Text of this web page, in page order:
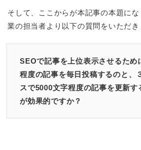
そして、ここからが本記事の本題に
業の担当者より以下の質問をいただき
SEOで記事を上位表示させるため
程度の記事を毎日投稿するのと、
スで5000文字程度の記事を更新す
が効果的ですか？